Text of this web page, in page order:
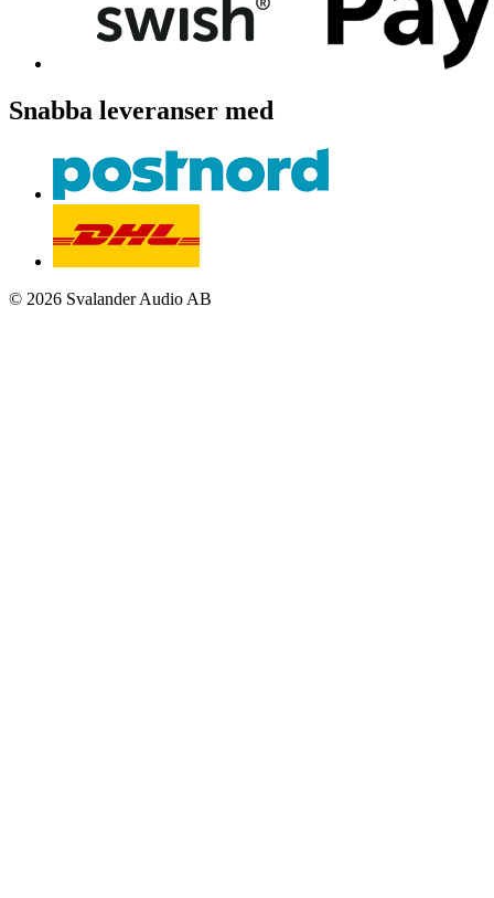
Snabba leveranser med
© 2026 Svalander Audio AB